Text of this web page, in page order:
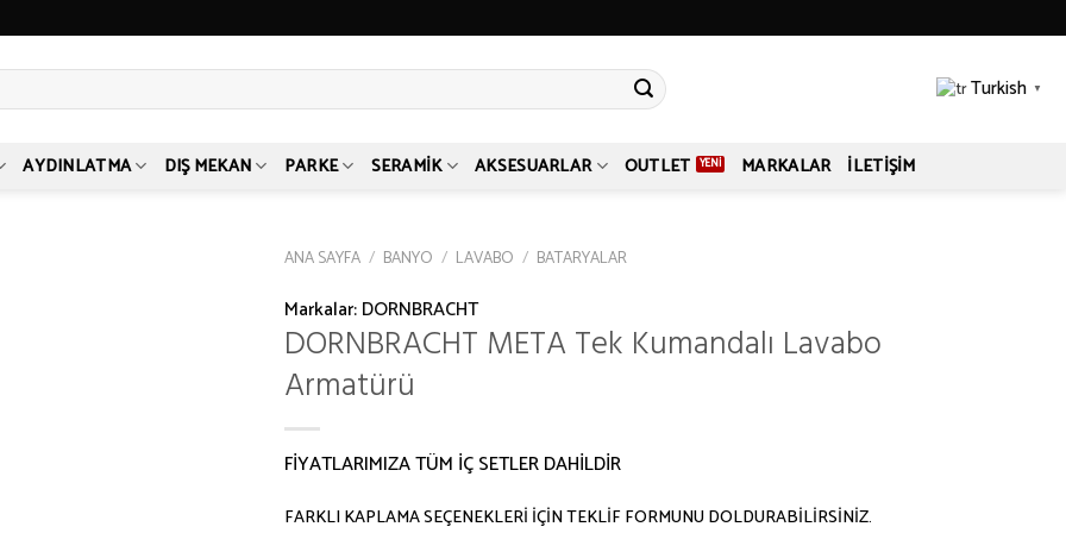
Turkish ▼
AYDINLATMA DIŞ MEKAN PARKE SERAMIK AKSESUARLAR OUTLET MARKALAR İLETIŞIM
ANA SAYFA / BANYO / LAVABO / BATARYALAR
Markalar:DORNBRACHT
DORNBRACHT META Tek Kumandalı Lavabo
Armatürü
FİYATLARIMIZA TÜM İÇ SETLER DAHİLDİR
FARKLI KAPLAMA SEÇENEKLERİ İÇİN TEKLİF FORMUNU DOLDURABİLİRSİNİZ.